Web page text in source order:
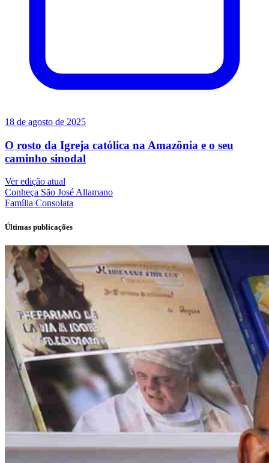
18 de agosto de 2025
O rosto da Igreja católica na Amazônia e o seu
caminho sinodal
Ver edição atual
Conheça São José Allamano
Família Consolata
Últimas publicações